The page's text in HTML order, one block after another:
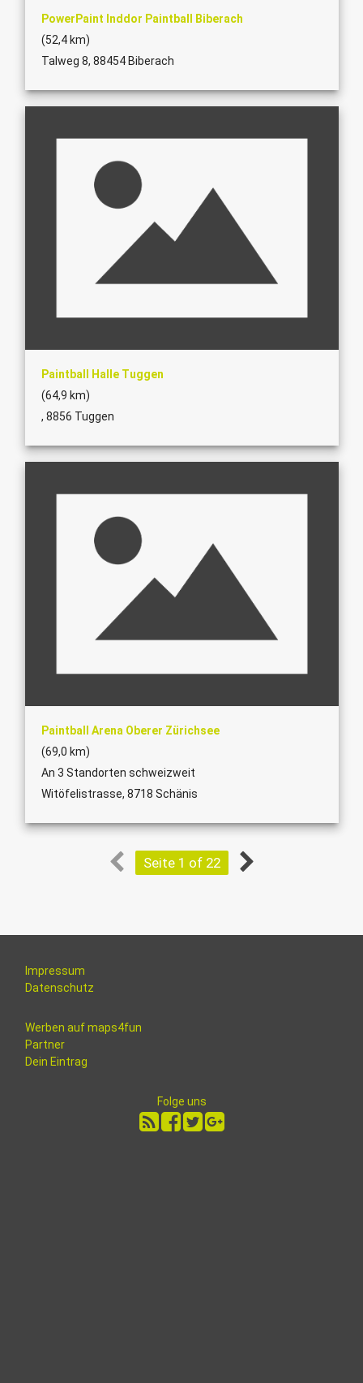
PowerPaint Inddor Paintball Biberach
(52,4 km)
Talweg 8, 88454 Biberach
Paintball Halle Tuggen
(64,9 km)
, 8856 Tuggen
Paintball Arena Oberer Zürichsee
(69,0 km)
An 3 Standorten schweizweit
Witöfelistrasse, 8718 Schänis
Seite 1 of 22
Impressum
Datenschutz
Werben auf maps4fun
Partner
Dein Eintrag
Folge uns